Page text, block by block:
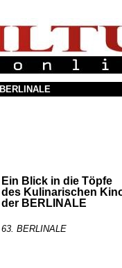
BERLINALE
Ein Blick in die Töpfe
des Kulinarischen
der BERLINALE
63. BERLINALE